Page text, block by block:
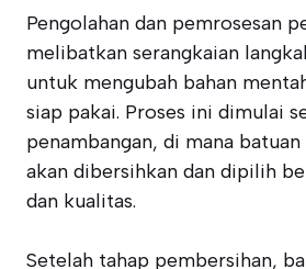
Pengolahan dan pemrosesan
melibatkan serangkaian
untuk mengubah bahan
siap pakai. Proses ini dimulai
penambangan, di mana
akan dibersihkan dan dipilih
dan kualitas.
Setelah tahap pembersihan,